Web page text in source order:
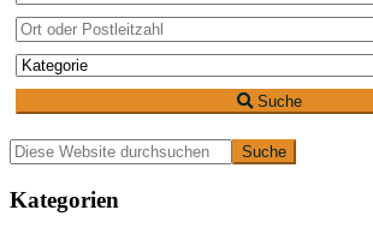
Suche
Primäre
Seitenleiste
Diese
Website
durchsuchen
Kategorien